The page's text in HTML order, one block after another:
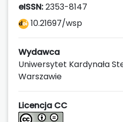
eISSN:2353-8147
10.21697/wsp
Wydawca
Uniwersytet Kardynała
Warszawie
Licencja CC